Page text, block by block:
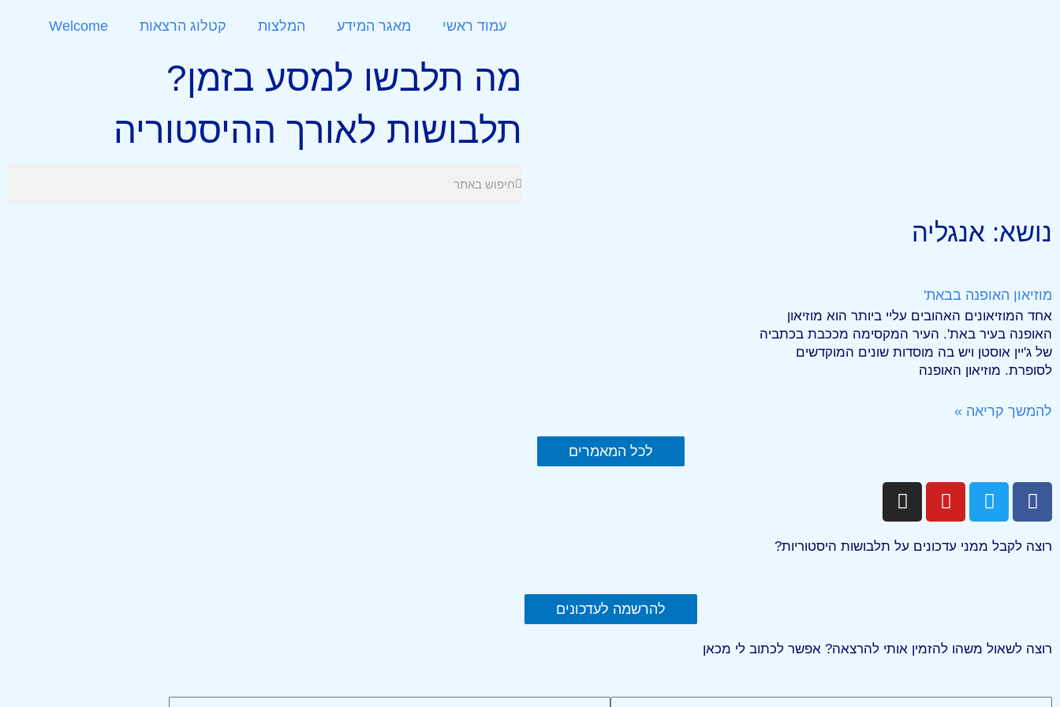
עמוד ראשי מאגר המידע המלצות קטלוג הרצאות Welcome
מה תלבשו למסע בזמן?
תלבושות לאורך ההיסטוריה
נושא: אנגליה
מוזיאון האופנה בבאת'
אחד המוזיאונים האהובים עליי ביותר הוא מוזיאון
האופנה בעיר באת'. העיר המקסימה מככבת בכתביה
של ג'יין אוסטן ויש בה מוסדות שונים המוקדשים
לסופרת. מוזיאון האופנה
להמשך קריאה »
לכל המאמרים
רוצה לקבל ממני עדכונים על תלבושות היסטוריות?
להרשמה לעדכונים
רוצה לשאול משהו להזמין אותי להרצאה? אפשר לכתוב לי מכאן